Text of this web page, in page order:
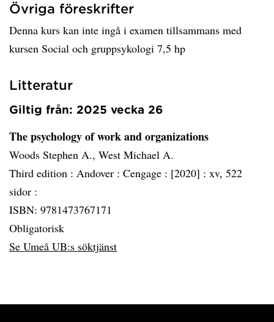
Övriga föreskrifter
Denna kurs kan inte ingå i examen tillsammans med
kursen Social och gruppsykologi 7,5 hp
Litteratur
Giltig från: 2025 vecka 26
The psychology of work and organizations
Woods Stephen A., West Michael A.
Third edition : Andover : Cengage : [2020] : xv, 522
sidor :
ISBN: 9781473767171
Obligatorisk
Se Umeå UB:s söktjänst